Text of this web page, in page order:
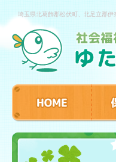
埼玉県北葛飾郡松伏町、北足立郡伊